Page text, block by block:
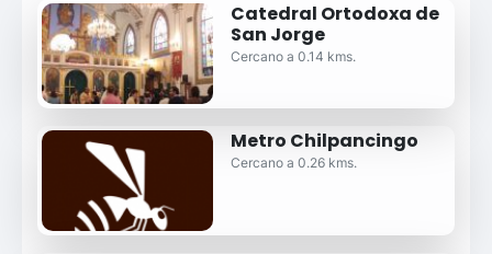
Catedral Ortodoxa de
San Jorge
Cercano a 0.14 kms.
Metro Chilpancingo
Cercano a 0.26 kms.